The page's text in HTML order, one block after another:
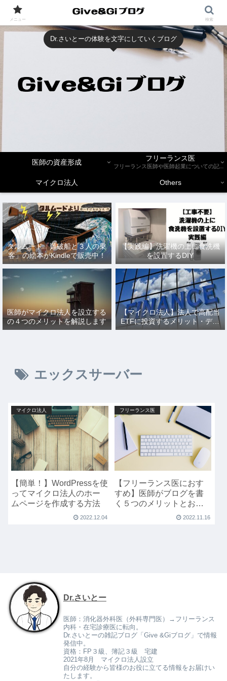
Dr.さいとーの体験を文字にしていくブログ
医師の資産形成 フリーランス医
フリーランス医師や医師起業についての記事を紹介します。
マイクロ法人 Others
タルムード「難破船と３人の乗
客」の絵本がKindleで販売中！
【実践編】洗濯機の上に食洗機
を設置するDIY
医師がマイクロ法人を設立する
の４つのメリットを解説します
【マイクロ法人】法人で高配当
ETFに投資するメリット・デメ
リットとその仕訳を解説
エックスサーバー
マイクロ法人
【簡単！】WordPressを使
ってマイクロ法人のホー
ムページを作成する方法
2022.12.04
フリーランス医
【フリーランス医におす
すめ】医師がブログを書
く５つのメリットとおす
2022.11.16
Dr.さいとー
医師：消化器外科医（外科専門医）→フリーランス
内科・在宅診療医に転向。
Dr.さいとーの雑記ブログ「Give &Giブログ」で情報
発信中。
資格：FP３級、簿記３級 宅建
2021年8月 マイクロ法人設立
自分の経験から皆様のお役に立てる情報をお届けい
たします。
メニュー 検索